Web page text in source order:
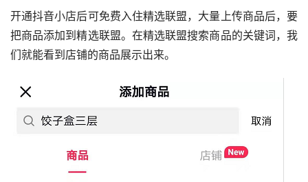
开通抖音小店后可免费入住精选联盟，大量上传商品后，要
把商品添加到精选联盟。在精选联盟搜索商品的关键词，我
们就能看到店铺的商品展示出来。